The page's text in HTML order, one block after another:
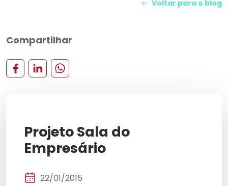
Voltar para o blog
Compartilhar
Projeto Sala do
Empresário
22/01/2015